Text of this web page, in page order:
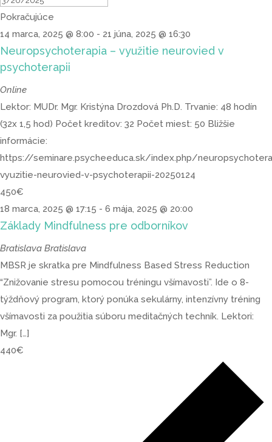
Pokračujúce
14 marca, 2025 @ 8:00 - 21 júna, 2025 @ 16:30
Neuropsychoterapia – využitie neurovied v
psychoterapii
Online
Lektor: MUDr. Mgr. Kristýna Drozdová Ph.D. Trvanie: 48 hodín
(32x 1,5 hod) Počet kreditov: 32 Počet miest: 50 Bližšie
informácie:
https://seminare.psycheeduca.sk/index.php/
vyuzitie-neurovied-v-psychoterapii-20250124
450€
18 marca, 2025 @ 17:15 - 6 mája, 2025 @ 20:00
Základy Mindfulness pre odborníkov
Bratislava Bratislava
MBSR je skratka pre Mindfulness Based Stress Reduction
“Znižovanie stresu pomocou tréningu všímavosti”. Ide o 8-
týždňový program, ktorý ponúka sekulárny, intenzívny tréning
všímavosti za použitia súboru meditačných techník. Lektori:
Mgr. […]
440€